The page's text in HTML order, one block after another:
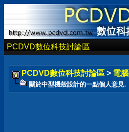
PCDVD數位科技討論區
PCDVD數位科技討論區 > 電
關於中型機殼設計的一點個人意見.